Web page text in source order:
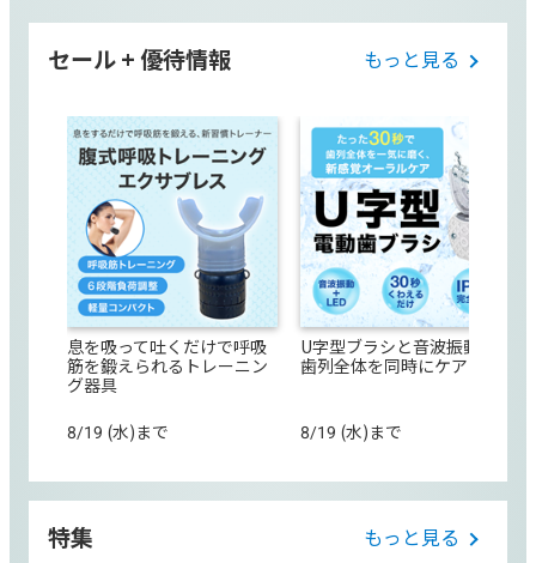
セール + 優待情報 もっと見る
息を吸って吐くだけで呼吸
筋を鍛えられるトレーニン
グ器具
8/19 (水)まで
U字型ブラシと音波振動で
歯列全体を同時にケア
8/19 (水)まで
特集 もっと見る